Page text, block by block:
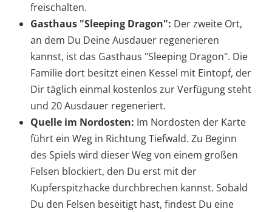
freischalten.
Gasthaus "Sleeping Dragon": Der zweite Ort,
an dem Du Deine Ausdauer regenerieren
kannst, ist das Gasthaus "Sleeping Dragon". Die
Familie dort besitzt einen Kessel mit Eintopf, der
Dir täglich einmal kostenlos zur Verfügung steht
und 20 Ausdauer regeneriert.
Quelle im Nordosten: Im Nordosten der Karte
führt ein Weg in Richtung Tiefwald. Zu Beginn
des Spiels wird dieser Weg von einem großen
Felsen blockiert, den Du erst mit der
Kupferspitzhacke durchbrechen kannst. Sobald
Du den Felsen beseitigt hast, findest Du eine